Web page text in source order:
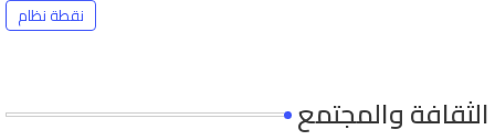
نقطة نظام
الثقافة والمجتمع